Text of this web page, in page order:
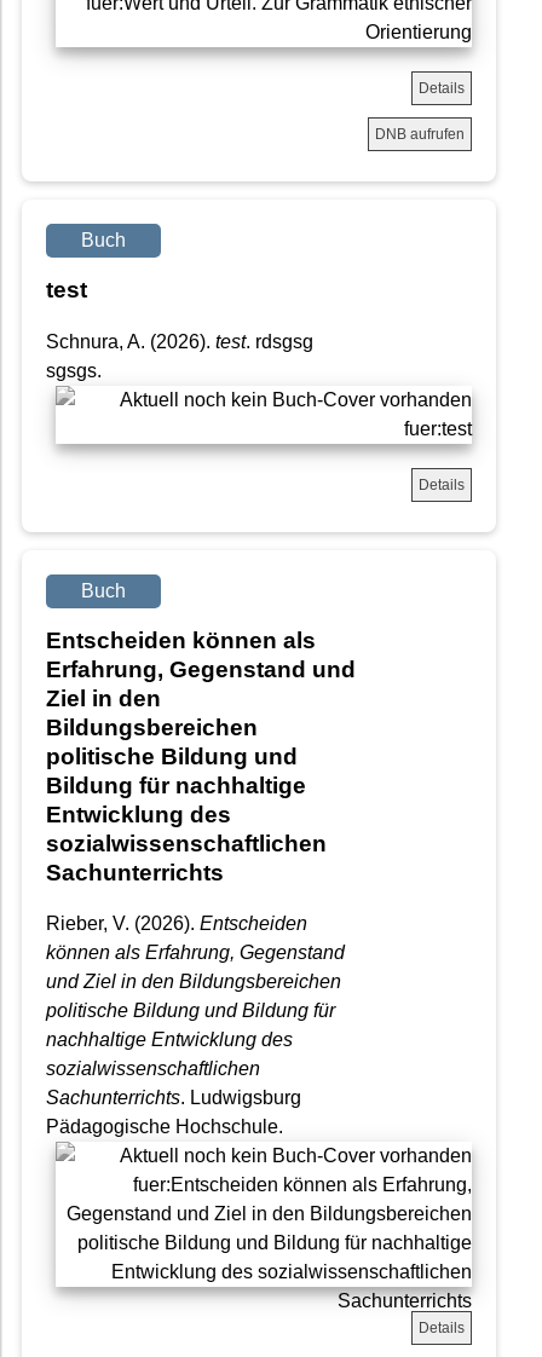
Details
DNB aufrufen
Buch
test
Schnura, A. (2026). test. rdsgsg
sgsgs.
Details
Buch
Entscheiden können als
Erfahrung, Gegenstand und
Ziel in den
Bildungsbereichen
politische Bildung und
Bildung für nachhaltige
Entwicklung des
sozialwissenschaftlichen
Sachunterrichts
Rieber, V. (2026). Entscheiden
können als Erfahrung, Gegenstand
und Ziel in den Bildungsbereichen
politische Bildung und Bildung für
nachhaltige Entwicklung des
sozialwissenschaftlichen
Sachunterrichts. Ludwigsburg
Pädagogische Hochschule.
Details